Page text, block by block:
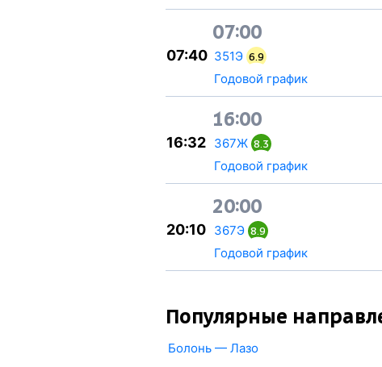
07:00
07:40 351Э 6.9
Годовой график
16:00
16:32 367Ж 8.3
Годовой график
20:00
20:10 367Э 8.9
Годовой график
Популярные
Болонь — Лазо